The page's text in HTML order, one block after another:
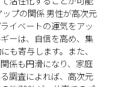
プの関係 男性が高次元
イベートの運気をアッ
ーは、自信を高め、集
も寄与します。また、
係も円滑になり、家庭
調査によれば、高次元